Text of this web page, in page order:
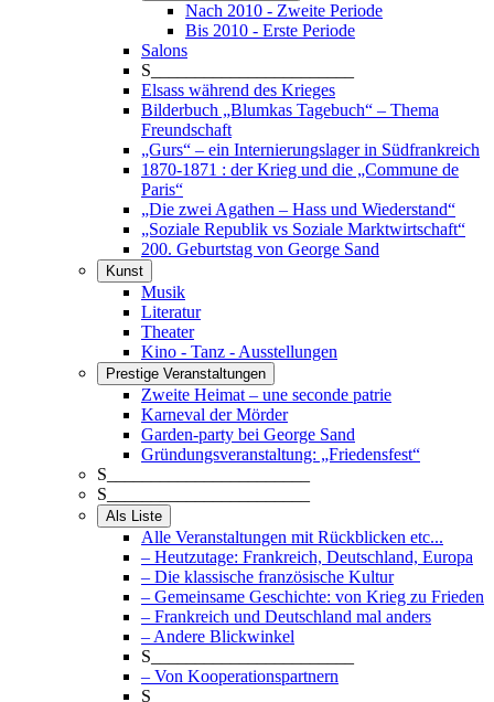
Nach 2010 - Zweite Periode
Bis 2010 - Erste Periode
Salons
S_______________________
Elsass während des Krieges
Bilderbuch „Blumkas Tagebuch“ – Thema
Freundschaft
„Gurs“ – ein Internierungslager in Südfrankreich
1870-1871 : der Krieg und die „Commune de
Paris“
„Die zwei Agathen – Hass und Wiederstand“
„Soziale Republik vs Soziale Marktwirtschaft“
200. Geburtstag von George Sand
Kunst
Musik
Literatur
Theater
Kino - Tanz - Ausstellungen
Prestige Veranstaltungen
Zweite Heimat – une seconde patrie
Karneval der Mörder
Garden-party bei George Sand
Gründungsveranstaltung: „Friedensfest“
S_______________________
S_______________________
Als Liste
Alle Veranstaltungen mit Rückblicken etc...
– Heutzutage: Frankreich, Deutschland, Europa
– Die klassische französische Kultur
– Gemeinsame Geschichte: von Krieg zu Frieden
– Frankreich und Deutschland mal anders
– Andere Blickwinkel
S_______________________
– Von Kooperationspartnern
S_______________________